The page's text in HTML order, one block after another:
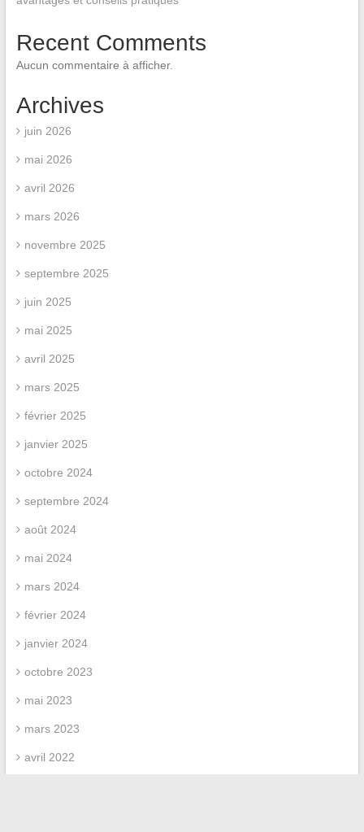
Recent Comments
Aucun commentaire à afficher.
Archives
juin 2026
mai 2026
avril 2026
mars 2026
novembre 2025
septembre 2025
juin 2025
mai 2025
avril 2025
mars 2025
février 2025
janvier 2025
octobre 2024
septembre 2024
août 2024
mai 2024
mars 2024
février 2024
janvier 2024
octobre 2023
mai 2023
mars 2023
avril 2022